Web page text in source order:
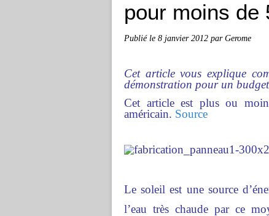
pour moins de
Publié le 8 janvier 2012 par Gerome
Cet article vous explique
démonstration pour un
Cet article est plus ou
américain. Source
Le soleil est une source
l’eau très chaude par ce